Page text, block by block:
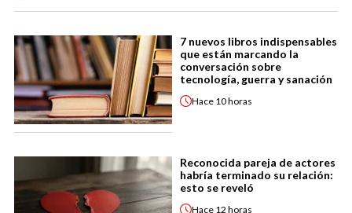
7 nuevos libros indispensables
que están marcando la
conversación sobre
tecnología, guerra y sanación
Hace 10 horas
Reconocida pareja de actores
habría terminado su relación:
esto se reveló
Hace 12 horas